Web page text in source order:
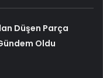
Düşen Parça
Oldu